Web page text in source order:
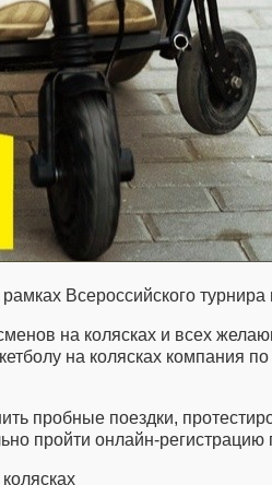
Всероссийского
на колясках и всех
на колясках компания
пробные поездки,
пройти онлайн-регистрацию